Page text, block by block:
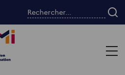
Rechercher...